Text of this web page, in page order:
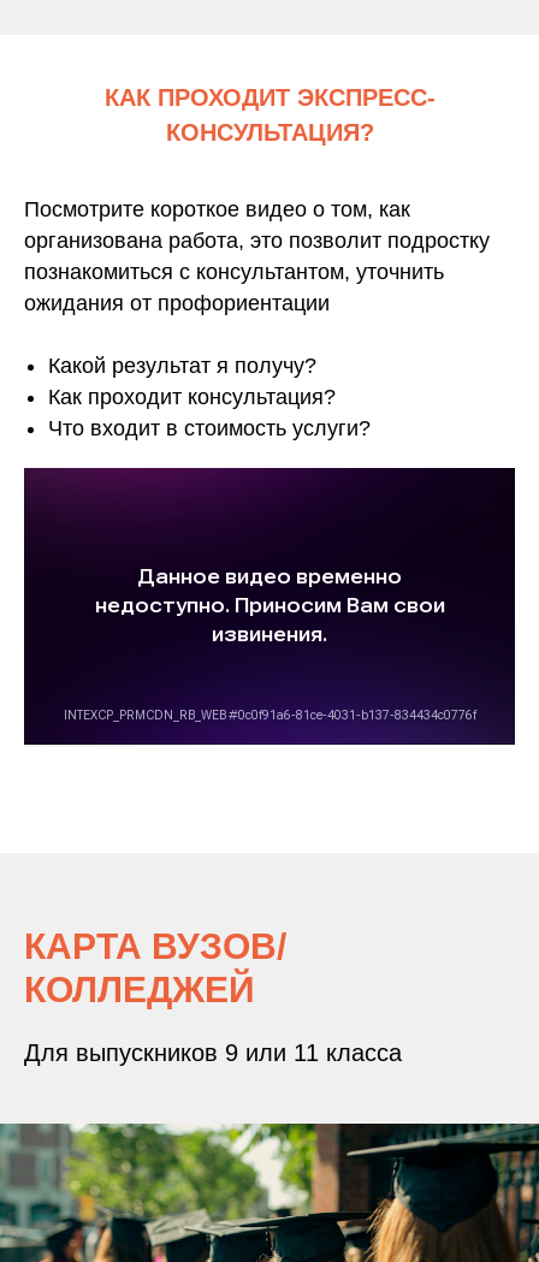
КАК ПРОХОДИТ ЭКСПРЕСС-
КОНСУЛЬТАЦИЯ?
Посмотрите короткое видео о том, как
организована работа, это позволит подростку
познакомиться с консультантом, уточнить
ожидания от профориентации
Какой результат я получу?
Как проходит консультация?
Что входит в стоимость услуги?
КАРТА ВУЗОВ/
КОЛЛЕДЖЕЙ
Для выпускников 9 или 11 класса